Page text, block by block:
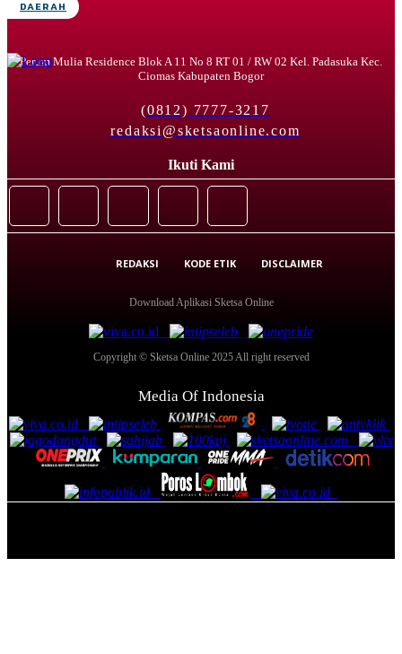
DAERAH
Perum Mulia Residence Blok A 11 No 8 RT 01 / RW 02 Kel. Padasuka Kec.
Ciomas Kabupaten Bogor
(0812) 7777-3217
redaksi@sketsaonline.com
Ikuti Kami
REDAKSI KODE ETIK DISCLAIMER
Download Aplikasi Sketsa Online
Copyright © Sketsa Online 2025 All right reserved
Media Of Indonesia